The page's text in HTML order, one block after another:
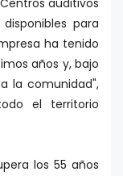
auditivos
para
ha tenido
años y, bajo
la comunidad",
el territorio
los 55 años